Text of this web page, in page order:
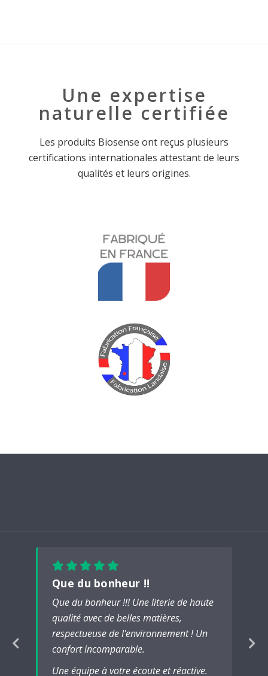
Une expertise
naturelle certifiée
Les produits Biosense ont reçus plusieurs
certifications internationales attestant de leurs
qualités et leurs origines.
Que du bonheur !!
Que du bonheur !!! Une literie de haute
qualité avec de belles matières,
respectueuse de l'environnement ! Un
confort incomparable.
Une équipe à votre écoute et réactive.